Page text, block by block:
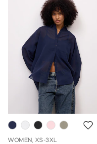
WOMEN, XS-3XL